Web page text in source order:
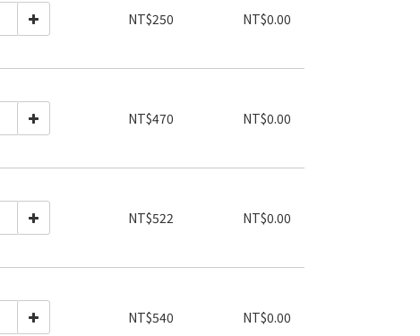
NT$250 NT$0.00
NT$470 NT$0.00
NT$522 NT$0.00
NT$540 NT$0.00